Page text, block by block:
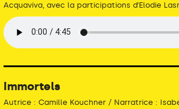
Acquaviva, avec la participations d’Elodie
Immortels
Autrice : Camille Kouchner / Narratrice :